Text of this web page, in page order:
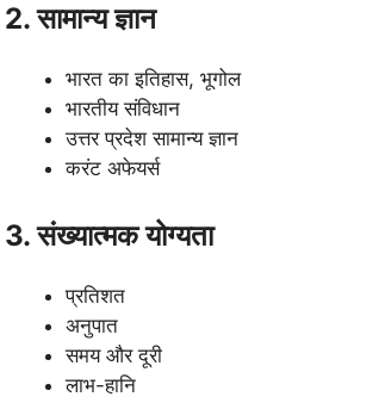
2. सामान्य ज्ञान
भारत का इतिहास, भूगोल
भारतीय संविधान
उत्तर प्रदेश सामान्य ज्ञान
करंट अफेयर्स
3. संख्यात्मक योग्यता
प्रतिशत
अनुपात
समय और दूरी
लाभ-हानि